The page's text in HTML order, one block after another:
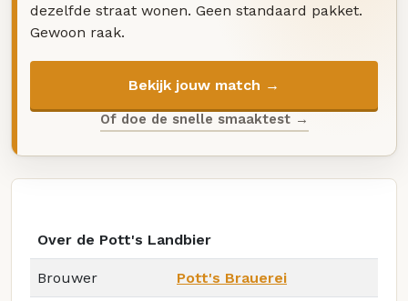
dezelfde straat wonen. Geen standaard pakket.
Gewoon raak.
Bekijk jouw match →
Of doe de snelle smaaktest →
Over de Pott's Landbier
Brouwer Pott's Brauerei